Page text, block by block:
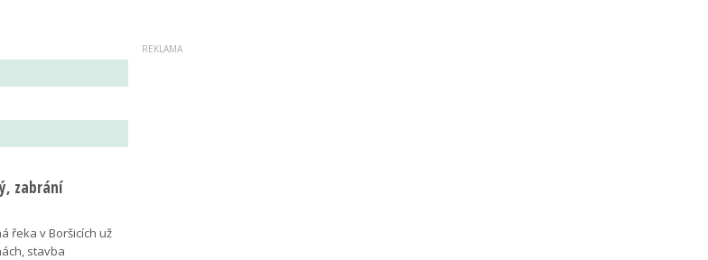
zabrání
řeka v Boršicích už
stavba